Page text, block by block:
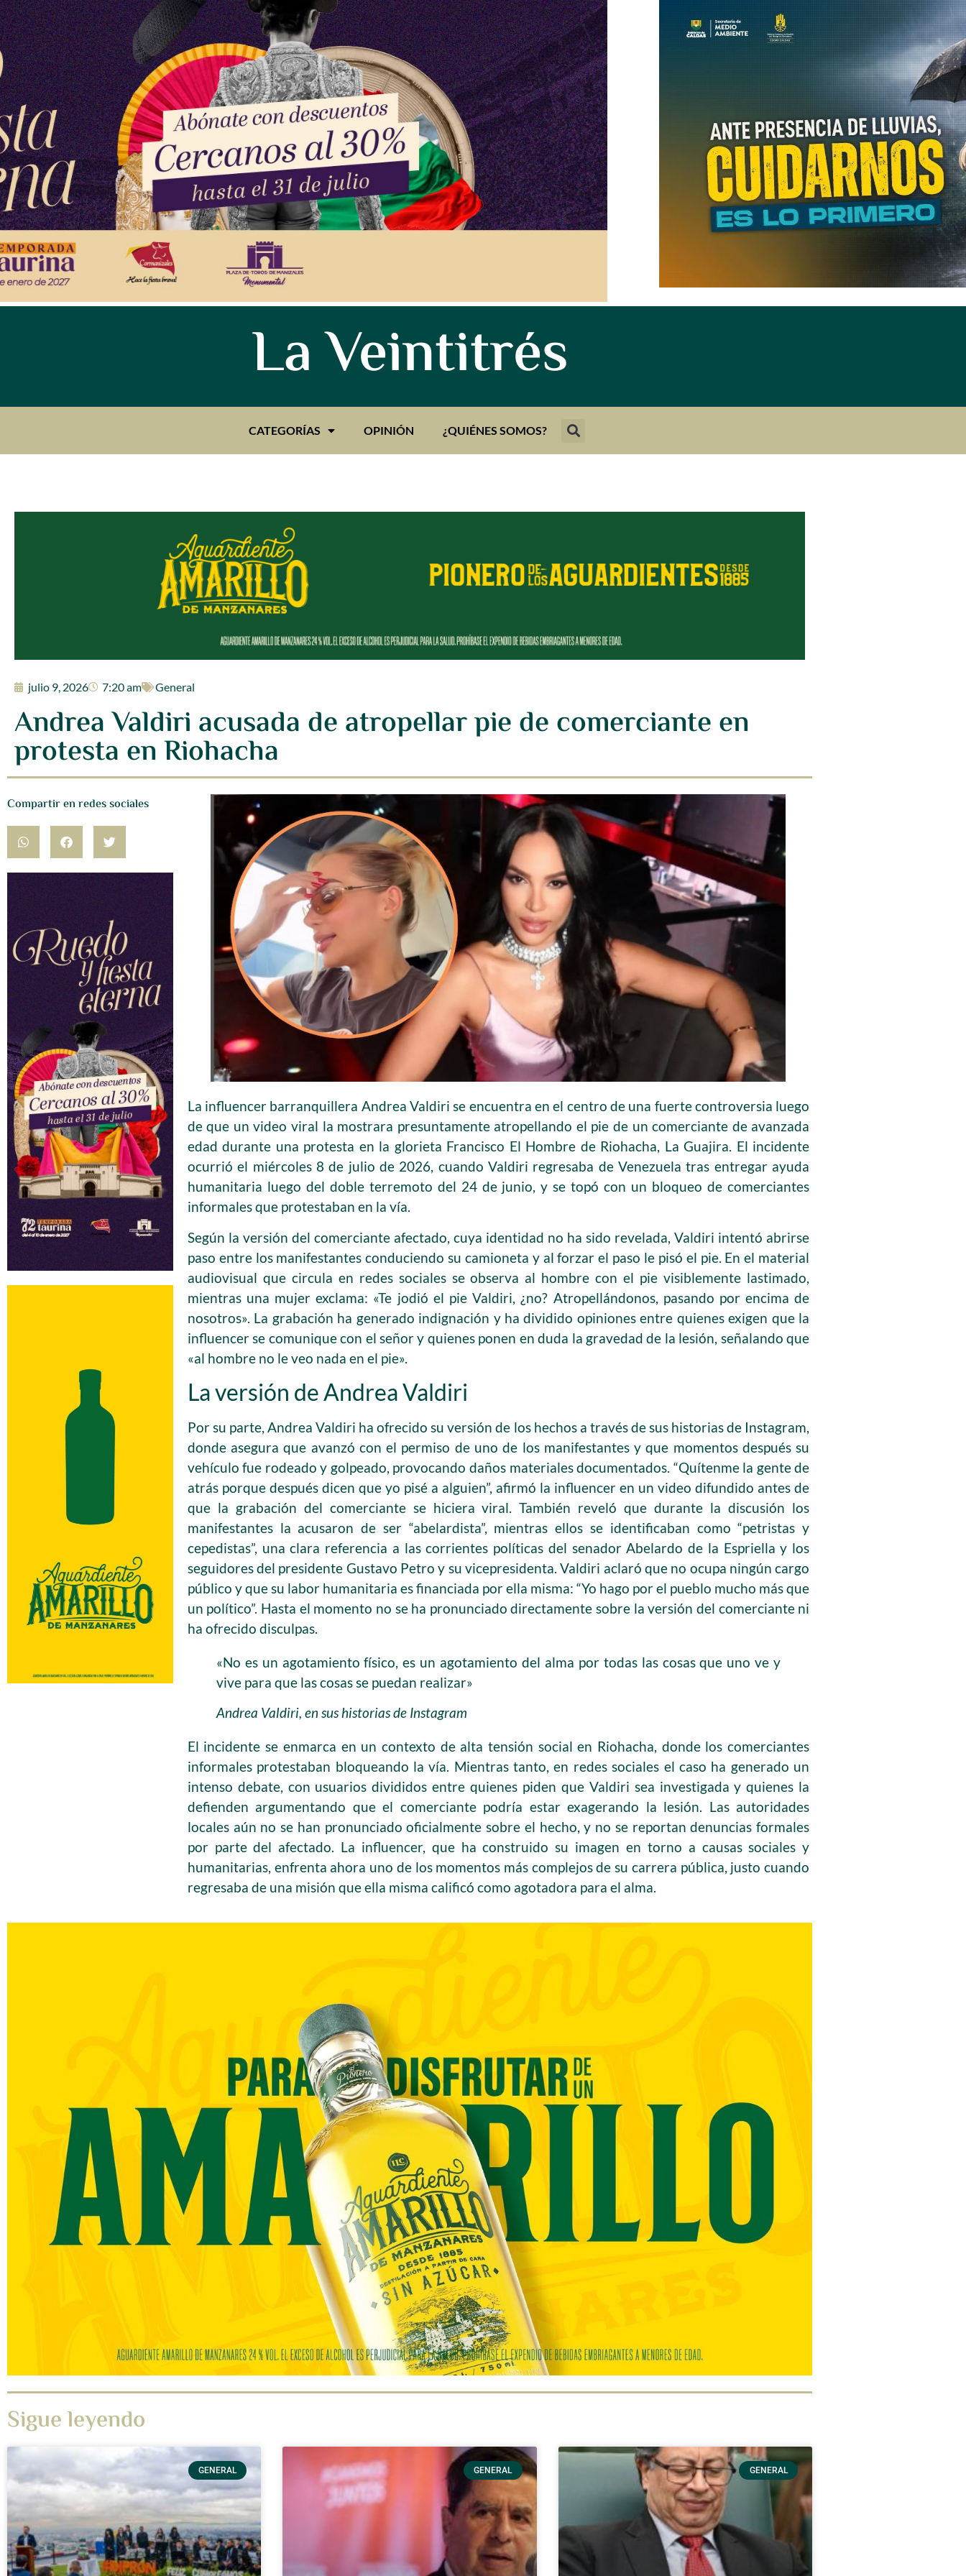
La Veintitrés
CATEGORÍAS OPINIÓN ¿QUIÉNES SOMOS?
julio 9, 2026 7:20 am General
Andrea Valdiri acusada de atropellar pie de comerciante en
protesta en Riohacha
Compartir en redes sociales
La influencer barranquillera Andrea Valdiri se encuentra en el centro de una fuerte controversia luego
de que un video viral la mostrara presuntamente atropellando el pie de un comerciante de avanzada
edad durante una protesta en la glorieta Francisco El Hombre de Riohacha, La Guajira. El incidente
ocurrió el miércoles 8 de julio de 2026, cuando Valdiri regresaba de Venezuela tras entregar ayuda
humanitaria luego del doble terremoto del 24 de junio, y se topó con un bloqueo de comerciantes
informales que protestaban en la vía.
Según la versión del comerciante afectado, cuya identidad no ha sido revelada, Valdiri intentó abrirse
paso entre los manifestantes conduciendo su camioneta y al forzar el paso le pisó el pie. En el material
audiovisual que circula en redes sociales se observa al hombre con el pie visiblemente lastimado,
mientras una mujer exclama: «Te jodió el pie Valdiri, ¿no? Atropellándonos, pasando por encima de
nosotros». La grabación ha generado indignación y ha dividido opiniones entre quienes exigen que la
influencer se comunique con el señor y quienes ponen en duda la gravedad de la lesión, señalando que
«al hombre no le veo nada en el pie».
La versión de Andrea Valdiri
Por su parte, Andrea Valdiri ha ofrecido su versión de los hechos a través de sus historias de Instagram,
donde asegura que avanzó con el permiso de uno de los manifestantes y que momentos después su
vehículo fue rodeado y golpeado, provocando daños materiales documentados. “Quítenme la gente de
atrás porque después dicen que yo pisé a alguien”, afirmó la influencer en un video difundido antes de
que la grabación del comerciante se hiciera viral. También reveló que durante la discusión los
manifestantes la acusaron de ser “abelardista”, mientras ellos se identificaban como “petristas y
cepedistas”, una clara referencia a las corrientes políticas del senador Abelardo de la Espriella y los
seguidores del presidente Gustavo Petro y su vicepresidenta. Valdiri aclaró que no ocupa ningún cargo
público y que su labor humanitaria es financiada por ella misma: “Yo hago por el pueblo mucho más que
un político”. Hasta el momento no se ha pronunciado directamente sobre la versión del comerciante ni
ha ofrecido disculpas.
«No es un agotamiento físico, es un agotamiento del alma por todas las cosas que uno ve y
vive para que las cosas se puedan realizar»
Andrea Valdiri, en sus historias de Instagram
El incidente se enmarca en un contexto de alta tensión social en Riohacha, donde los comerciantes
informales protestaban bloqueando la vía. Mientras tanto, en redes sociales el caso ha generado un
intenso debate, con usuarios divididos entre quienes piden que Valdiri sea investigada y quienes la
defienden argumentando que el comerciante podría estar exagerando la lesión. Las autoridades
locales aún no se han pronunciado oficialmente sobre el hecho, y no se reportan denuncias formales
por parte del afectado. La influencer, que ha construido su imagen en torno a causas sociales y
humanitarias, enfrenta ahora uno de los momentos más complejos de su carrera pública, justo cuando
regresaba de una misión que ella misma calificó como agotadora para el alma.
Sigue leyendo
GENERAL GENERAL GENERAL